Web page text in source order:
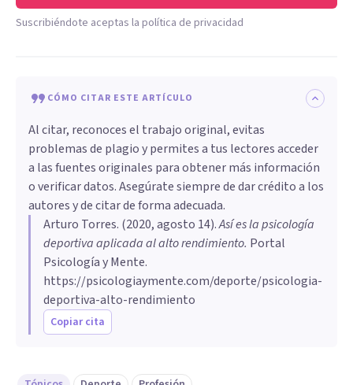
Suscribiéndote aceptas la política de privacidad
CÓMO CITAR ESTE ARTÍCULO
Al citar, reconoces el trabajo original, evitas
problemas de plagio y permites a tus lectores acceder
a las fuentes originales para obtener más información
o verificar datos. Asegúrate siempre de dar crédito a los
autores y de citar de forma adecuada.
Arturo Torres. (2020, agosto 14).Así es la psicología
deportiva aplicada al alto rendimiento. Portal
Psicología y Mente.
https://psicologiaymente.com/deporte/psicologia-
deportiva-alto-rendimiento
Copiar cita